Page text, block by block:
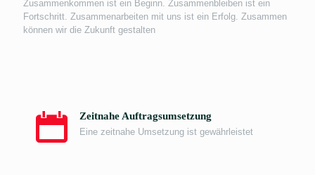
Zusammenkommen ist ein Beginn. Zusammenbleiben ist ein
Fortschritt. Zusammenarbeiten mit uns ist ein Erfolg. Zusammen
können wir die Zukunft gestalten
Zeitnahe Auftragsumsetzung
Eine zeitnahe Umsetzung ist gewährleistet